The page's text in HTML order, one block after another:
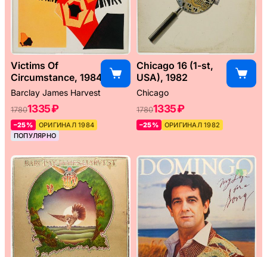
Victims Of
Circumstance, 1984
Barclay James Harvest
17801335 ₽
–25%
ОРИГИНАЛ 1984
ПОПУЛЯРНО
Chicago 16 (1-st,
USA), 1982
Chicago
17801335 ₽
–25% ОРИГИНАЛ 1982